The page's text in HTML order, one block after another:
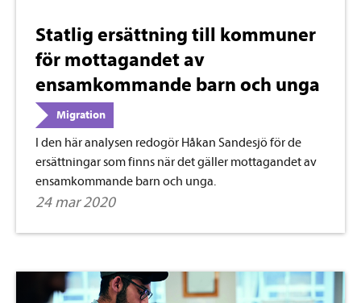
Statlig ersättning till kommuner
för mottagandet av
ensamkommande barn och unga
Migration
I den här analysen redogör Håkan Sandesjö för de
ersättningar som finns när det gäller mottagandet av
ensamkommande barn och unga.
24 mar 2020